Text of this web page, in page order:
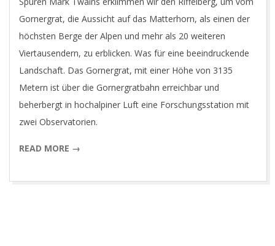
L
P
H
O
T
Gornergrat, die Aussicht auf das Matterhorn, als einen der
höchsten Berge der Alpen und mehr als 20 weiteren
Viertausendern, zu erblicken. Was für eine beeindruckende
Landschaft. Das Gornergrat, mit einer Höhe von 3135
Metern ist über die Gornergratbahn erreichbar und
beherbergt in hochalpiner Luft eine Forschungsstation mit
zwei Observatorien.
READ MORE →